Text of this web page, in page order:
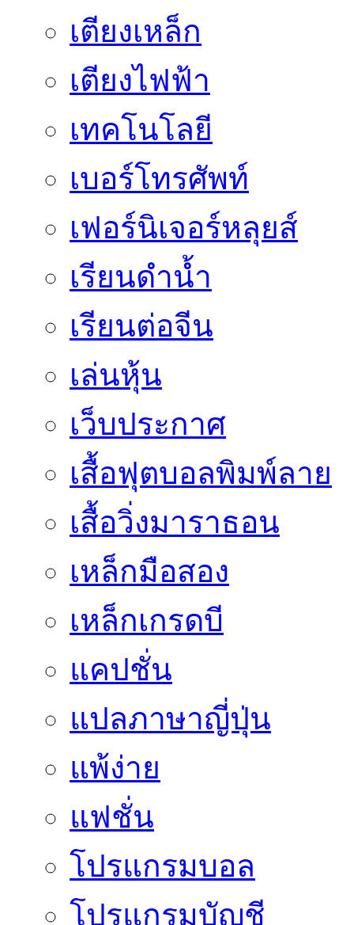
เตียงเหล็ก
เตียงไฟฟ้า
เทคโนโลยี
เบอร์โทรศัพท์
เฟอร์นิเจอร์หลุยส์
เรียนดำน้ำ
เรียนต่อจีน
เล่นหุ้น
เว็บประกาศ
เสื้อฟุตบอลพิมพ์ลาย
เสื้อวิ่งมาราธอน
เหล็กมือสอง
เหล็กเกรดบี
แคปชั่น
แปลภาษาญี่ปุ่น
แพ้ง่าย
แฟชั่น
โปรแกรมบอล
โปรแกรมบัญชี